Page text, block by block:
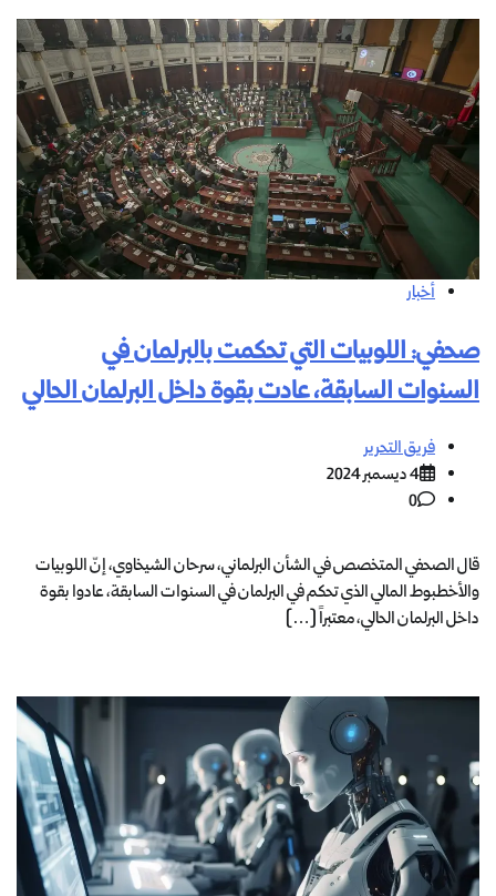
أخبار
صحفي: اللوبيات التي تحكمت بالبرلمان في
السنوات السابقة، عادت بقوة داخل البرلمان الحالي
فريق التحرير
4 ديسمبر 2024
0
قال الصحفي المتخصص في الشأن البرلماني، سرحان الشيخاوي، إنّ اللوبيات
والأخطبوط المالي الذي تحكم في البرلمان في السنوات السابقة، عادوا بقوة
داخل البرلمان الحالي، معتبراً […]